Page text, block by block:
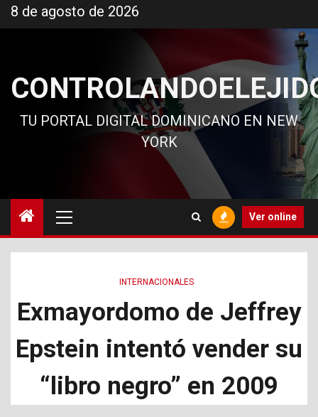
al
8 de agosto de 2026
TU PORTAL DIGITAL DOMINICANO EN NEW
YORK
principal
Ver online
INTERNACIONALES
Exmayordomo de Jeffrey
Epstein intentó vender su
“libro negro” en 2009